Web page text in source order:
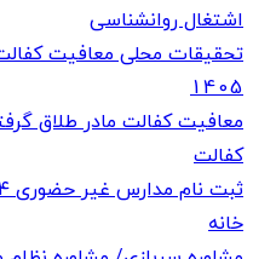
اشتغال روانشناسی
تحقیقات محلی معافیت
1405
معافیت کفالت مادر طلاق
کفالت
خانه